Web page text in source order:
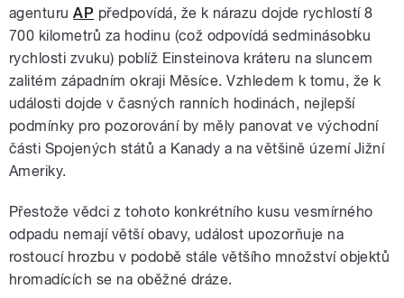
agenturuAP předpovídá, že k nárazu dojde rychlostí 8
700 kilometrů za hodinu (což odpovídá sedminásobku
rychlosti zvuku) poblíž Einsteinova kráteru na sluncem
zalitém západním okraji Měsíce. Vzhledem k tomu, že k
události dojde v časných ranních hodinách, nejlepší
podmínky pro pozorování by měly panovat ve východní
části Spojených států a Kanady a na většině území Jižní
Ameriky.
Přestože vědci z tohoto konkrétního kusu vesmírného
odpadu nemají větší obavy, událost upozorňuje na
rostoucí hrozbu v podobě stále většího množství objektů
hromadících se na oběžné dráze.